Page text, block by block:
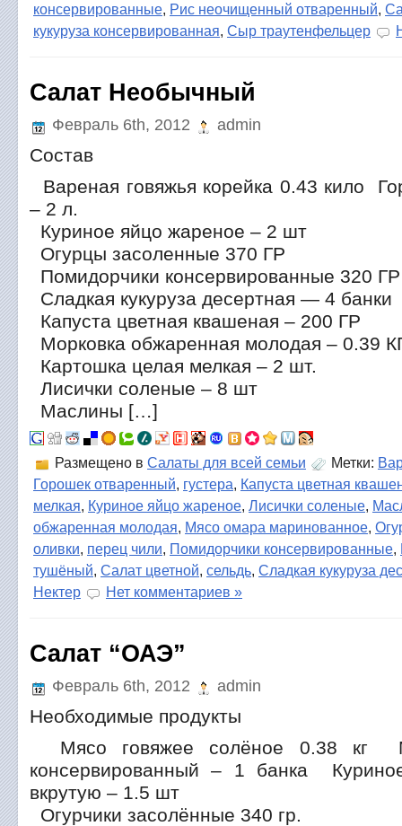
консервированные, Рис неочищенный отваренный,
кукуруза консервированная, Сыр траутенфельцер
Салат Необычный
Февраль 6th, 2012 admin
Состав
Вареная говяжья корейка 0.43 кило
– 2 л.
Куриное яйцо жареное – 2 шт
Огурцы засоленные 370 ГР
Помидорчики консервированные 320 ГР
Сладкая кукуруза десертная — 4 банки
Капуста цветная квашеная – 200 ГР
Морковка обжаренная молодая – 0.39
Картошка целая мелкая – 2 шт.
Лисички соленые – 8 шт
Маслины […]
Размещено в Салаты для всей семьи Метки:
Горошек отваренный, густера, Капуста цветная
мелкая, Куриное яйцо жареное, Лисички соленые,
обжаренная молодая, Мясо омара маринованное,
оливки, перец чили, Помидорчики консервированные,
тушёный, Салат цветной, сельдь, Сладкая кукуруза
Нектер
Нет комментариев »
Салат “ОАЭ”
Февраль 6th, 2012 admin
Необходимые продукты
Мясо говяжее солёное 0.38 кг
консервированный – 1 банка
вкрутую – 1.5 шт
Огурчики засолённые 340 гр.